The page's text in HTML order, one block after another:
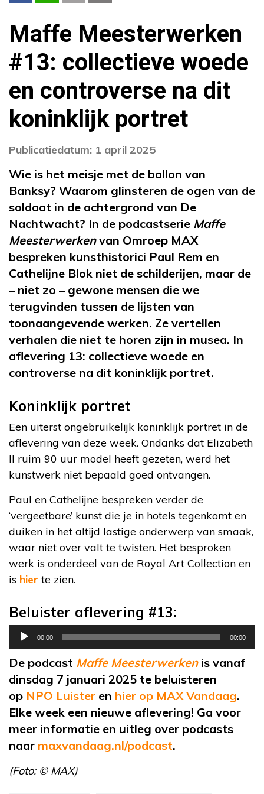
Maffe Meesterwerken
#13: collectieve woede
en controverse na dit
koninklijk portret
Publicatiedatum: 1 april 2025
Wie is het meisje met de ballon van
Banksy? Waarom glinsteren de ogen van de
soldaat in de achtergrond van De
Nachtwacht? In de podcastserie Maffe
Meesterwerkenvan Omroep MAX
bespreken kunsthistorici Paul Rem en
Cathelijne Blok niet de schilderijen, maar de
– niet zo – gewone mensen die we
terugvinden tussen de lijsten van
toonaangevende werken. Ze vertellen
verhalen die niet te horen zijn in musea. In
aflevering 13: collectieve woede en
controverse na dit koninklijk portret.
Koninklijk portret
Een uiterst ongebruikelijk koninklijk portret in de
aflevering van deze week. Ondanks dat Elizabeth
II ruim 90 uur model heeft gezeten, werd het
kunstwerk niet bepaald goed ontvangen.
Paul en Cathelijne bespreken verder de
‘vergeetbare’ kunst die je in hotels tegenkomt en
duiken in het altijd lastige onderwerp van smaak,
waar niet over valt te twisten. Het besproken
werk is onderdeel van de Royal Art Collection en
is hier te zien.
Beluister aflevering #13:
Audiospeler
00:00 00:00
De podcast Maffe Meesterwerkenis vanaf
dinsdag 7 januari 2025 te beluisteren
op NPO Luister en hier op MAX Vandaag.
Elke week een nieuwe aflevering! Ga voor
meer informatie en uitleg over podcasts
naar maxvandaag.nl/podcast.
(Foto: © MAX)